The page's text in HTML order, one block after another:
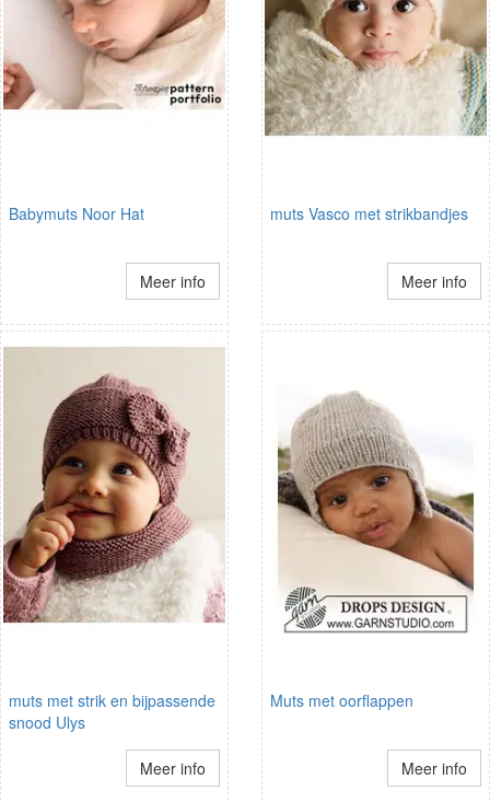
Babymuts Noor Hat
Meer info
muts Vasco met strikbandjes
Meer info
muts met strik en bijpassende
snood Ulys
Meer info
Muts met oorflappen
Meer info